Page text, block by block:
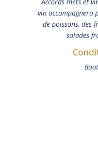
vin accompagnera
de poissons, des
salades